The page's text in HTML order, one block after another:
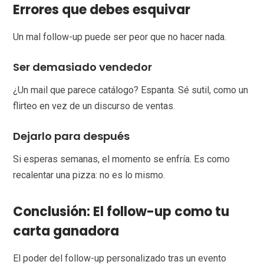
Errores que debes esquivar
Un mal follow-up puede ser peor que no hacer nada.
Ser demasiado vendedor
¿Un mail que parece catálogo? Espanta. Sé sutil, como un
flirteo en vez de un discurso de ventas.
Dejarlo para después
Si esperas semanas, el momento se enfría. Es como
recalentar una pizza: no es lo mismo.
Conclusión: El follow-up como tu
carta ganadora
El poder del follow-up personalizado tras un evento